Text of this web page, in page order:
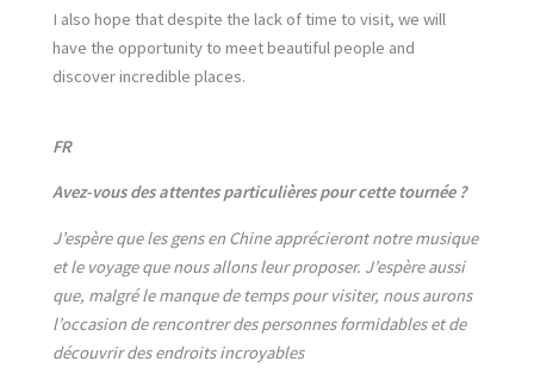
I also hope that despite the lack of time to visit, we will
have the opportunity to meet beautiful people and
discover incredible places.
FR
Avez-vous des attentes particulières pour cette tournée ?
J’espère que les gens en Chine apprécieront notre musique
et le voyage que nous allons leur proposer. J’espère aussi
que, malgré le manque de temps pour visiter, nous aurons
l’occasion de rencontrer des personnes formidables et de
découvrir des endroits incroyables